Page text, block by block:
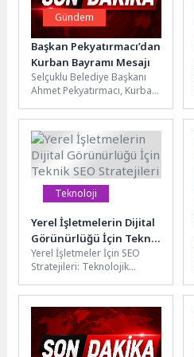
Gündem
Başkan Pekyatırmacı’dan
Kurban Bayramı Mesajı
Selçuklu Belediye Başkanı
Ahmet Pekyatırmacı, Kurban
kutlama mesajı
yayımladı.Başkan
Pekyatırmacı mesajında şu...
Teknoloji
Yerel İşletmelerin Dijital
Görünürlüğü İçin Teknik
SEO Stratejileri
Yerel İşletmeler İçin SEO
Stratejileri: Teknolojik
için SEO stratejileri
belirlerken teknolojik
yaklaşımları...